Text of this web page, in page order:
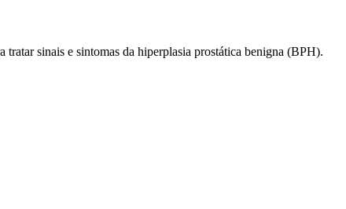
tratar sinais e sintomas da hiperplasia prostática benigna (BPH).